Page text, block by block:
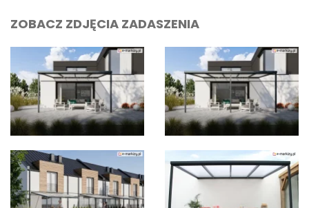
ZOBACZ ZDJĘCIA ZADASZENIA